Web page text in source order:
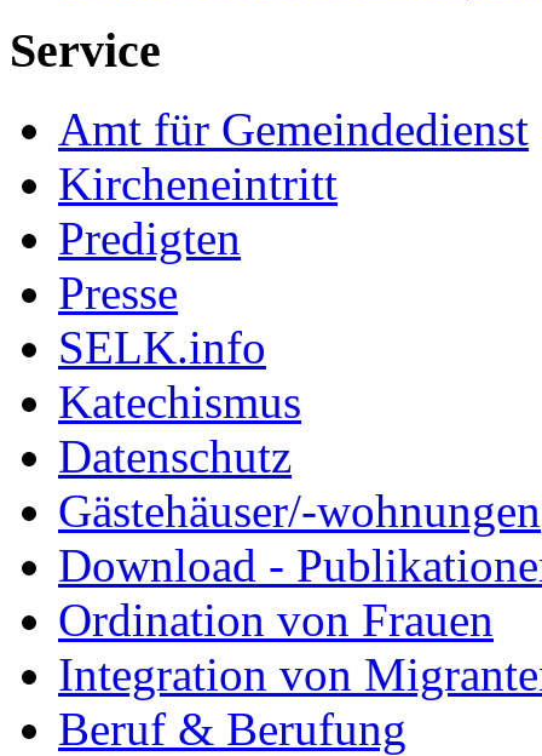
Service
Amt für Gemeindedienst
Kircheneintritt
Predigten
Presse
SELK.info
Katechismus
Datenschutz
Gästehäuser/-wohnungen
Download -
Ordination von Frauen
Integration von
Beruf & Berufung